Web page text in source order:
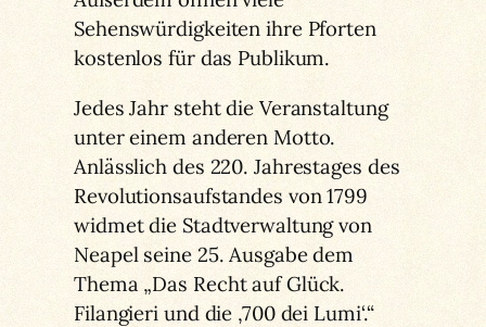
Sehenswürdigkeiten ihre Pforten
kostenlos für das Publikum.
Jedes Jahr steht die Veranstaltung
unter einem anderen Motto.
Anlässlich des 220. Jahrestages des
Revolutionsaufstandes von 1799
widmet die Stadtverwaltung von
Neapel seine 25. Ausgabe dem
Thema „Das Recht auf Glück.
Filangieri und die ‚700 dei Lumi‘.“